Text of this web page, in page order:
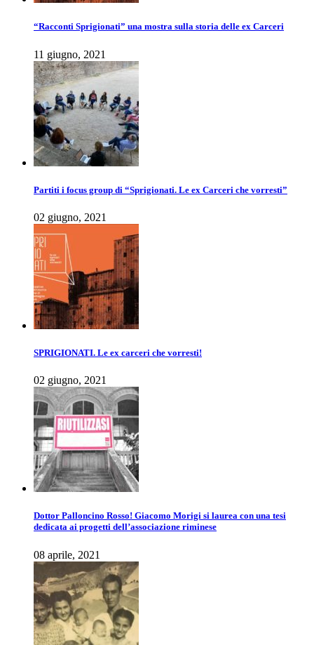
“Racconti Sprigionati” una mostra sulla storia delle ex Carceri
11 giugno, 2021
Partiti i focus group di “Sprigionati. Le ex Carceri che vorresti”
02 giugno, 2021
SPRIGIONATI. Le ex carceri che vorresti!
02 giugno, 2021
Dottor Palloncino Rosso! Giacomo Morigi si laurea con una tesi
dedicata ai progetti dell’associazione riminese
08 aprile, 2021